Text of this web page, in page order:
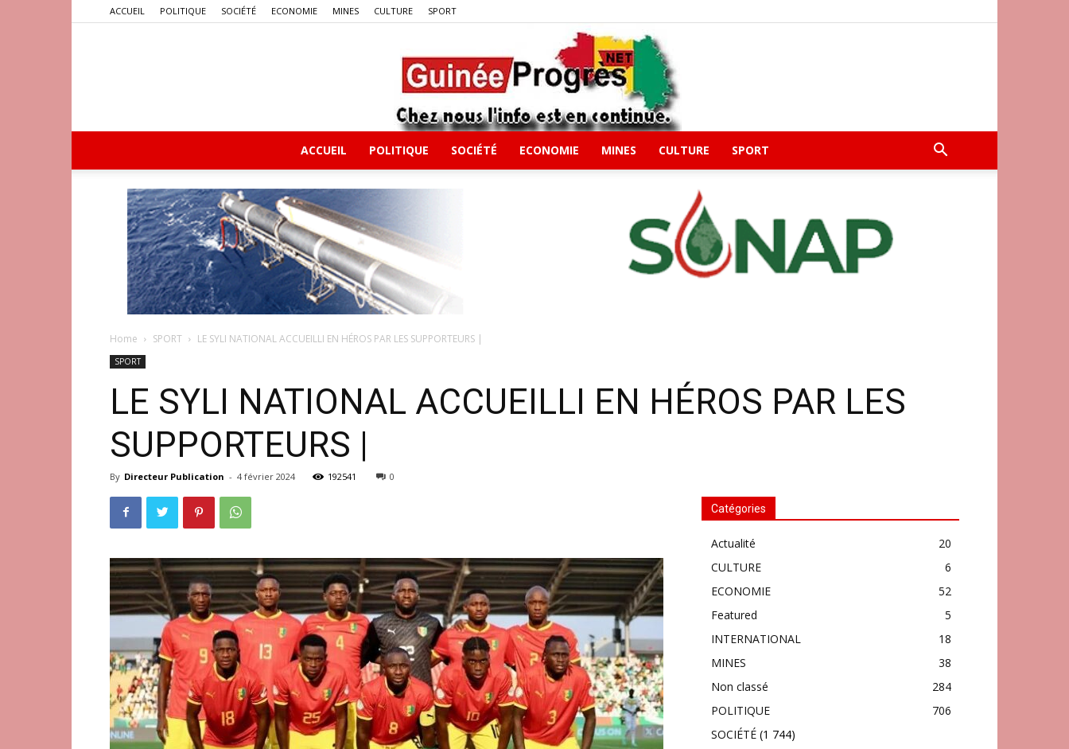
ACCUEIL POLITIQUE SOCIÉTÉ ECONOMIE MINES CULTURE SPORT
ACCUEIL POLITIQUE SOCIÉTÉ ECONOMIE MINES CULTURE SPORT
Home SPORT LE SYLI NATIONAL ACCUEILLI EN HÉROS PAR LES SUPPORTEURS |
SPORT
LE SYLI NATIONAL ACCUEILLI EN HÉROS PAR LES
SUPPORTEURS |
By Directeur Publication - 4 février 2024 192541 0
Catégories
Actualité
20
CULTURE
6
ECONOMIE
52
Featured
5
INTERNATIONAL
18
MINES
38
Non classé
284
POLITIQUE
706
SOCIÉTÉ (1 744)